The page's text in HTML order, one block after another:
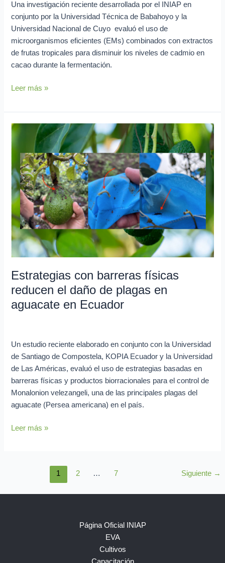
Una investigación reciente desarrollada por el INIAP en
conjunto por la Universidad Técnica de Babahoyo y la
Universidad Nacional de Cuyo evaluó el uso de
microorganismos eficientes (EMs) combinados con extractos
de frutas tropicales para disminuir los niveles de cadmio en
cacao durante la fermentación.
Leer más »
Estrategias con barreras físicas
reducen el daño de plagas en
aguacate en Ecuador
Un estudio reciente elaborado en conjunto con la Universidad
de Santiago de Compostela, KOPIA Ecuador y la Universidad
de Las Américas, evaluó el uso de estrategias basadas en
barreras físicas y productos biorracionales para el control de
Monalonion velezangeli, una de las principales plagas del
aguacate (Persea americana) en el país.
Estrategias
barreras
físicas
reducen
el
daño
de
plagas
en
aguacate
Ecuador
Leer más »
1 2 … 7 Siguiente →
Página Oficial INIAP
EVA
Cultivos